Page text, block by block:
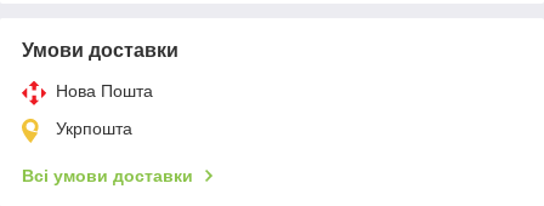
Умови доставки
Нова Пошта
Укрпошта
Всі умови доставки